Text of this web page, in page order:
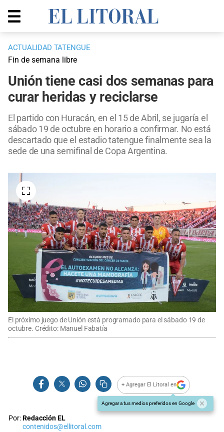
ACTUALIDAD TATENGUE
Fin de semana libre
Unión tiene casi dos semanas para
curar heridas y reciclarse
El partido con Huracán, en el 15 de Abril, se jugaría el
sábado 19 de octubre en horario a confirmar. No está
descartado que el estadio tatengue finalmente sea la
sede de una semifinal de Copa Argentina.
El próximo juego de Unión está programado para el sábado 19 de
octubre. Crédito: Manuel Fabatía
+ Agregar El Litoral en
Agregar a tus medios preferidos en Google
Por:Redacción EL
contenidos@ellitoral.com